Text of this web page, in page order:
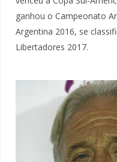
ganhou o Campeonato
Argentina 2016, se
Libertadores 2017.